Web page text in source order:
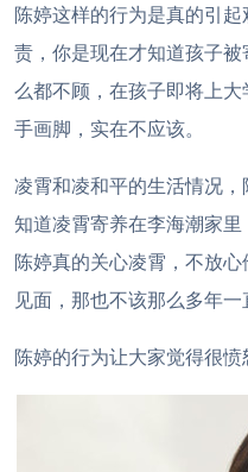
陈婷这样的行为是真的引
责，你是现在才知道孩子
么都不顾，在孩子即将上
手画脚，实在不应该。
凌霄和凌和平的生活情况
知道凌霄寄养在李海潮家
陈婷真的关心凌霄，不放
见面，那也不该那么多年一
陈婷的行为让大家觉得很愤